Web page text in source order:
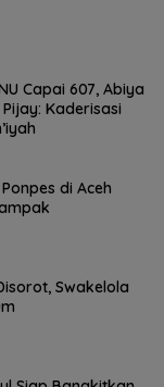
Capai 607, Abiya
Pijay: Kaderisasi
di Aceh
Swakelola